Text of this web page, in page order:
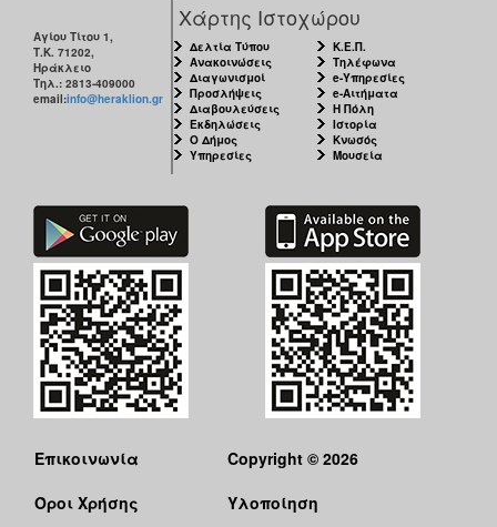
Αγίου Τίτου 1,
Τ.Κ. 71202,
Ηράκλειο
Τηλ.: 2813-409000
email:info@heraklion.gr
Χάρτης Ιστοχώρου
Δελτία Τύπου
Ανακοινώσεις
Διαγωνισμοί
Προσλήψεις
Διαβουλεύσεις
Εκδηλώσεις
Ο Δήμος
Υπηρεσίες
Κ.Ε.Π.
Τηλέφωνα
e-Υπηρεσίες
e-Αιτήματα
Η Πόλη
Ιστορία
Κνωσός
Μουσεία
Επικοινωνία
Όροι Χρήσης
Copyright © 2026
Υλοποίηση